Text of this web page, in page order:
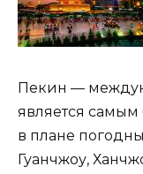
Пекин —
является
в плане
Гуанчжоу,